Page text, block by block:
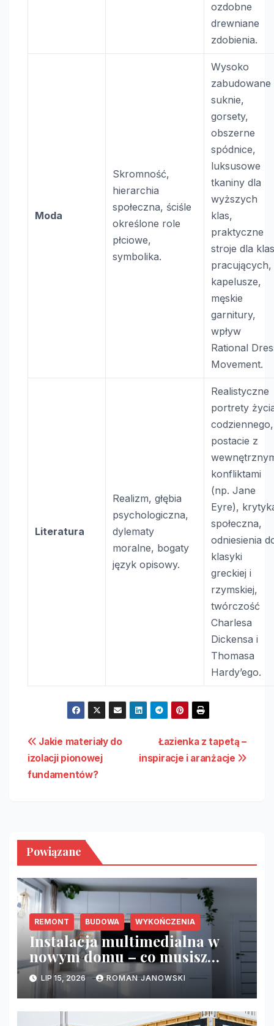
ozdobne
drewniane
zdobienia.
Moda
Skromność,
hierarchia
społeczna, ściśle
określone role
płciowe,
symbolika.
Wysoko
zabudowane
suknie,
gorsety,
obszerne
spódnice,
luksusowe
tkaniny dla
wyższych
klas,
praktyczne
stroje dla
pracujących,
kapelusze,
męskie
garnitury,
wpływ
Rational
Movement.
Literatura
Realizm, głębia
psychologiczna,
dylematy
moralne, bogaty
język opisowy.
Realistyczne
portrety
codziennego,
postacie z
konfliktami
(np. Jane
Eyre),
społeczna,
odniesienia
klasyki
greckiej i
rzymskiej,
twórczość
Charlesa
Dickensa i
Thomasa
Hardy’ego.
Nawigacja
wpisu
Łazienka z tapetą –
inspiracje i aranżacje
Jakie materiały do
izolacji pionowej
fundamentów?
Powiązane
REMONT BUDOWA WYKOŃCZENIA
Instalacja multimedialna w
nowym domu – co musisz
zrobić przed tynkami?
LIP 15, 2026 ROMAN JANOWSKI